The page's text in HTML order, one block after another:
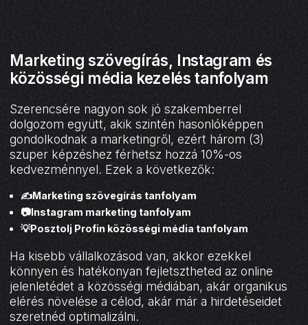
Marketing szövegírás, Instagram és
közösségi média kezelés tanfolyam
Szerencsére nagyon sok jó szakemberrel
dolgozom együtt, akik szintén hasonlóképpen
gondolkodnak a marketingről, ezért három (3)
szuper képzéshez férhetsz hozzá 10%-os
kedvezménnyel. Ezek a következők:
✍️Marketing szövegírás tanfolyam
📷Instagram marketing tanfolyam
💡Posztolj Profin közösségi média tanfolyam
Ha kisebb vállalkozásod van, akkor ezekkel
könnyen és hatékonyan fejletsztheted az online
jelenletédet a közösségi médiában, akár organikus
elérés növelése a célod, akár már a hirdetéseidet
szeretnéd optimalizálni.